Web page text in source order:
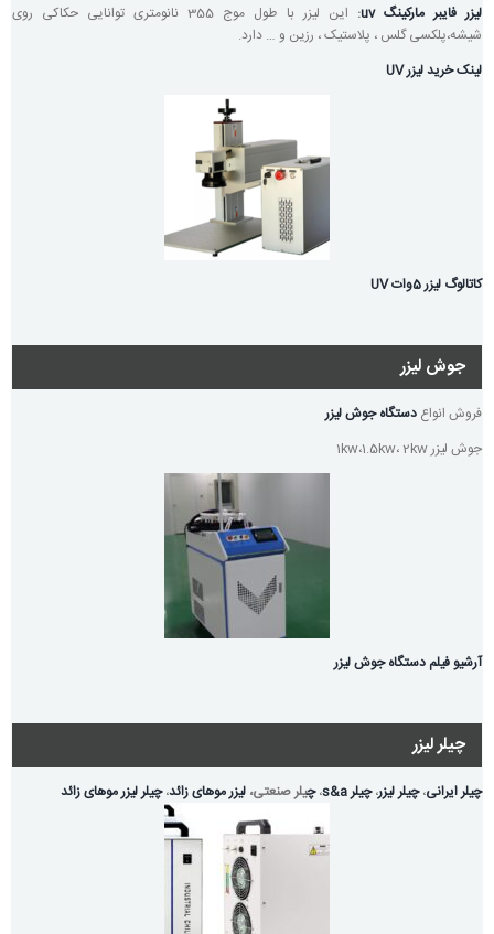
لیزر فایبر مارکینگ uv :
این لیزر با طول موج 355 نانومتری توانایی حکاکی روی
شیشه،پلکسی گلس ، پلاستیک ، رزین و … دارد.
لینک خرید لیزر UV
کاتالوگ لیزر 5وات UV
جوش لیزر
فروش انواع دستگاه جوش لیزر
جوش لیزر 1kw،1.5kw، 2kw
آرشیو فیلم دستگاه جوش لیزر
چیلر لیزر
چیلر ایرانی،چیلر لیزر،چیلر s&a ،چیلر صنعتی، لیزر موهای زائد،چیلر لیزر موهای زائد